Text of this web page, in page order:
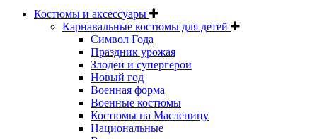
Костюмы и аксессуары
Карнавальные костюмы для детей
Символ Года
Праздник урожая
Злодеи и супергерои
Новый год
Военная форма
Военные костюмы
Костюмы на Масленицу
Национальные